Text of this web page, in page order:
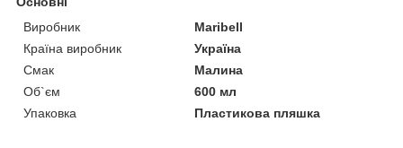
Виробник
Maribell
Країна виробник
Україна
Смак
Малина
Об`єм
600 мл
Упаковка
Пластикова пляшка